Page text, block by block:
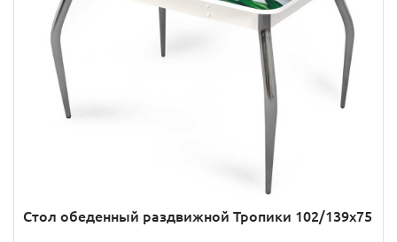
Стол обеденный раздвижной Тропики 102/139х75